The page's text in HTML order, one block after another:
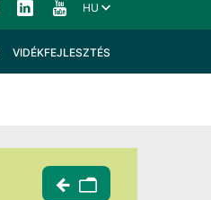
HU
VIDÉKFEJLESZTÉS